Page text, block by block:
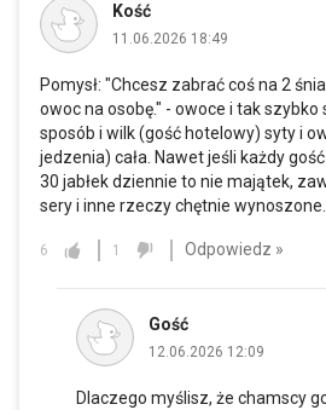
Kość
11.06.2026 18:49
Pomysł: "Chcesz zabrać coś na 2
owoc na osobę." - owoce i tak szybko
sposób i wilk (gość hotelowy) syty i
jedzenia) cała. Nawet jeśli każdy
30 jabłek dziennie to nie majątek,
sery i inne rzeczy chętnie wynoszone.
6 1 Odpowiedz »
Gość
12.06.2026 12:09
Dlaczego myślisz, że chamscy